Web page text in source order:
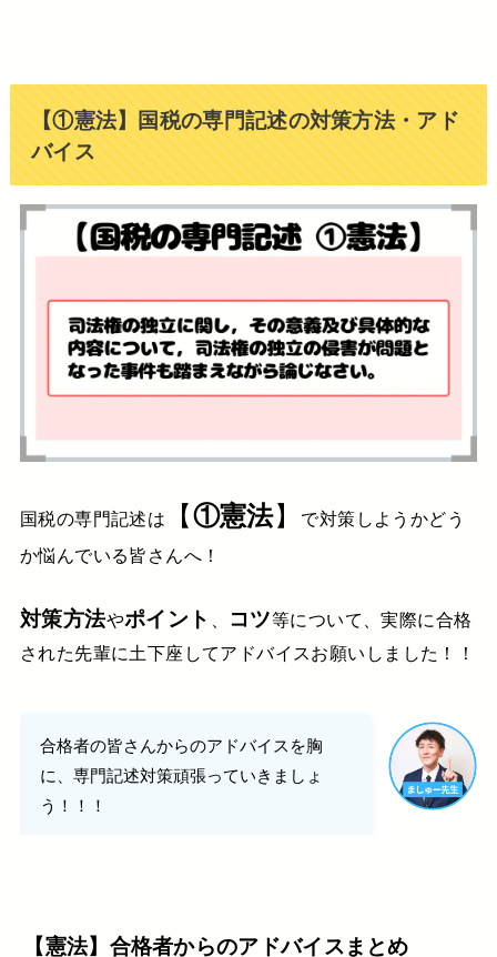
【①憲法】国税の専門記述の対策方法・アド
バイス
国税の専門記述は 【①憲法】
で対策しようかどう
か悩んでいる皆さんへ！
対策方法やポイント 、 コツ等について、実際に合格
された先輩に土下座してアドバイスお願いしました！！
合格者の皆さんからのアドバイスを胸
に、専門記述対策頑張っていきましょ
う！！！
【憲法】合格者からのアドバイスまとめ